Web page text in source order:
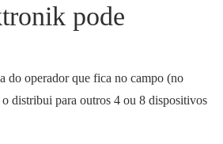
pode
do operador que fica no campo (no
distribui para outros 4 ou 8 dispositivos